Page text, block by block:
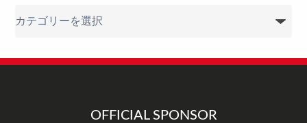
リ
OFFICIAL SPONSOR